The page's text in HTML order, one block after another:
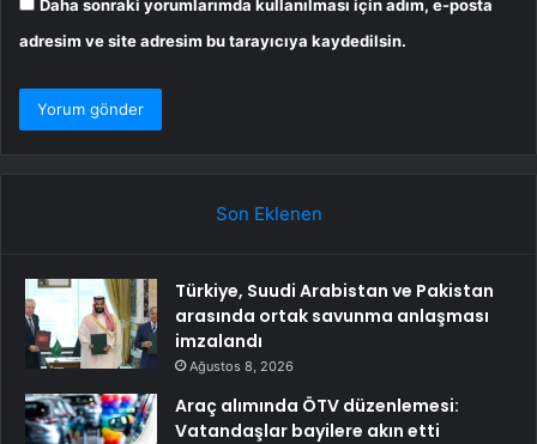
Daha sonraki yorumlarımda kullanılması için adım, e-posta
adresim ve site adresim bu tarayıcıya kaydedilsin.
Son Eklenen
Türkiye, Suudi Arabistan ve Pakistan
arasında ortak savunma anlaşması
imzalandı
Ağustos 8, 2026
Araç alımında ÖTV düzenlemesi:
Vatandaşlar bayilere akın etti